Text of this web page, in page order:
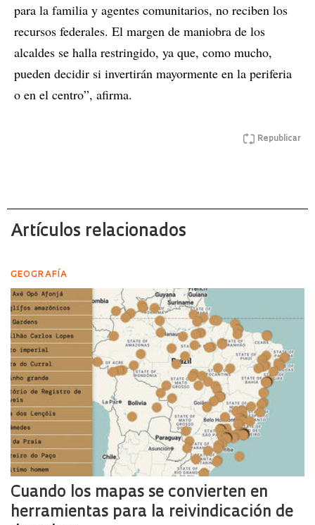
para la familia y agentes comunitarios, no reciben los
recursos federales. El margen de maniobra de los
alcaldes se halla restringido, ya que, como mucho,
pueden decidir si invertirán mayormente en la periferia
o en el centro”, afirma.
Republicar